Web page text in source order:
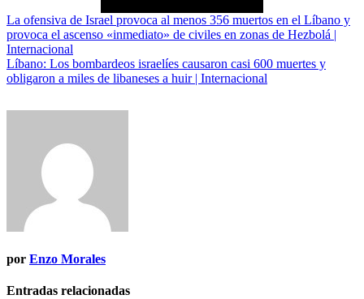
Navegación
de
entradas
La ofensiva de Israel provoca al menos 356 muertos en el Líbano y
provoca el ascenso «inmediato» de civiles en zonas de Hezbolá |
Internacional
Líbano: Los bombardeos israelíes causaron casi 600 muertes y
obligaron a miles de libaneses a huir | Internacional
por Enzo Morales
Entradas relacionadas